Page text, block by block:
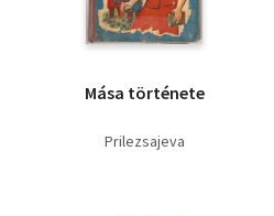
Mása története
Prilezsajeva